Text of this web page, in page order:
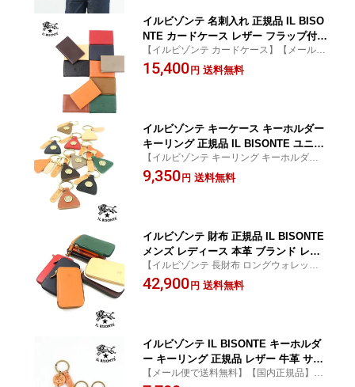
イルビゾンテ 名刺入れ 正規品 IL BISO
NTE カードケース レザー フラップ付き
ブラック ブラウン グレー おしゃれ か
わいい 売れ筋アイテム ・411620-00626
【イルビゾンテ カードケース】【メール便
可能商品】【国内正規品】【CP対象外】
15,400 円 送料無料
イルビゾンテ キーケース キーホルダー
キーリング 正規品 IL BISONTE ユニセ
ックス レザー トライアングル コンチョ
付き ・5482305590-0062502(メール便可
【イルビゾンテ キーリング キーホルダー】
【メール便可能商品】【国内正規品】【CP
対象外】
9,350 円 送料無料
イルビゾンテ 財布 正規品 IL BISONTE
メンズ レディース 本革 ブランド レザ
ー 二つ折り ミニ財布 ブラック ブラウ
ン レッド おしゃれ かわいい 売れ筋ア
【イルビゾンテ 長財布 ロングウォレット】
【送料無料】【国内正規品】【CP対象外】
42,900 円 送料無料
イルビゾンテ IL BISONTE キーホルダ
ー キーリング 正規品 レザー 牛革 サー
クルチャーム 3色 トリコロール イタリ
【メール便で送料無料】【国内正規品】